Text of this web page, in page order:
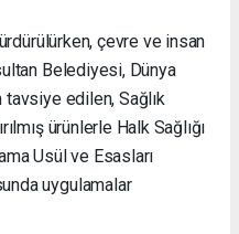
çevre ve insan
Belediyesi, Dünya
tavsiye edilen, Sağlık
ürünlerle Halk Sağlığı
Usül ve Esasları
uygulamalar